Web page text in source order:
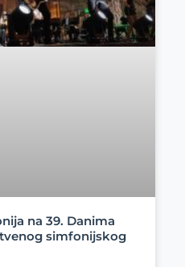
na 39. Danima
simfonijskog